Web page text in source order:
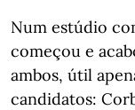
Num estúdio
começou e
ambos, útil
candidatos: